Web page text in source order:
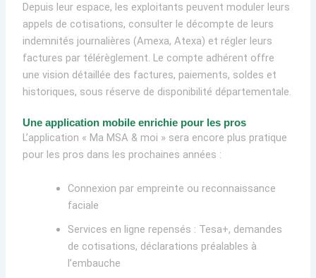
Depuis leur espace, les exploitants peuvent moduler leurs
appels de cotisations, consulter le décompte de leurs
indemnités journalières (Amexa, Atexa) et régler leurs
factures par télérèglement. Le compte adhérent offre
une vision détaillée des factures, paiements, soldes et
historiques, sous réserve de disponibilité départementale.
Une application mobile enrichie pour les pros
L’application « Ma MSA & moi » sera encore plus pratique
pour les pros dans les prochaines années :
Connexion par empreinte ou reconnaissance
faciale
Services en ligne repensés : Tesa+, demandes
de cotisations, déclarations préalables à
l’embauche